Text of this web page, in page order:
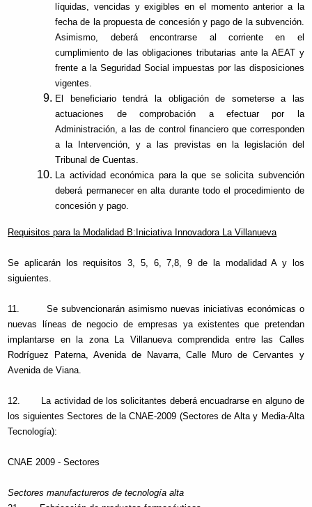
líquidas, vencidas y exigibles en el momento anterior a la
fecha de la propuesta de concesión y pago de la subvención.
Asimismo, deberá encontrarse al corriente en el
cumplimiento de las obligaciones tributarias ante la AEAT y
frente a la Seguridad Social impuestas por las disposiciones
vigentes.
El beneficiario tendrá la obligación de someterse a las
actuaciones de comprobación a efectuar por la
Administración, a las de control financiero que corresponden
a la Intervención, y a las previstas en la legislación del
Tribunal de Cuentas.
La actividad económica para la que se solicita subvención
deberá permanecer en alta durante todo el procedimiento de
concesión y pago.
Requisitos para la Modalidad B:Iniciativa Innovadora La Villanueva
Se aplicarán los requisitos 3, 5, 6, 7,8, 9 de la modalidad A y los
siguientes.
11. Se subvencionarán asimismo nuevas iniciativas económicas o
nuevas líneas de negocio de empresas ya existentes que pretendan
implantarse en la zona La Villanueva comprendida entre las Calles
Rodríguez Paterna, Avenida de Navarra, Calle Muro de Cervantes y
Avenida de Viana.
12. La actividad de los solicitantes deberá encuadrarse en alguno de
los siguientes Sectores de la CNAE-2009 (Sectores de Alta y Media-Alta
Tecnología):
CNAE 2009 - Sectores
Sectores manufactureros de tecnología alta